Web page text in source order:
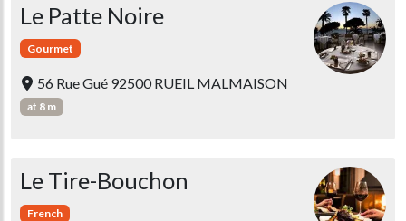
Le Patte Noire
Gourmet
56 Rue Gué 92500 RUEIL MALMAISON
at 8 m
Le Tire-Bouchon
French